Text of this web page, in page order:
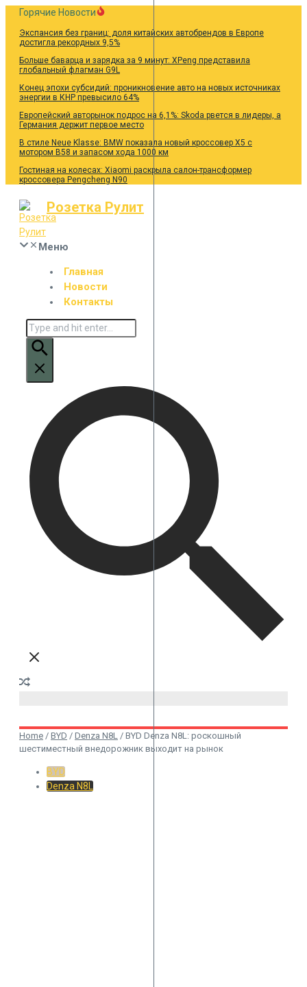
Перейти
содержанию
Горячие Новости
Экспансия без границ: доля китайских автобрендов в Европе
достигла рекордных 9,5%
Больше баварца и зарядка за 9 минут: XPeng представила
глобальный флагман G9L
Конец эпохи субсидий: проникновение авто на новых источниках
энергии в КНР превысило 64%
Европейский авторынок подрос на 6,1%: Skoda рвется в лидеры, а
Германия держит первое место
В стиле Neue Klasse: BMW показала новый кроссовер X5 с
мотором B58 и запасом хода 1000 км
Гостиная на колесах: Xiaomi раскрыла салон-трансформер
кроссовера Pengcheng N90
Розетка Рулит
Меню
Главная
Новости
Контакты
Искать:
Home / BYD / Denza N8L / BYD Denza N8L: роскошный
шестиместный внедорожник выходит на рынок
BYD
Denza N8L